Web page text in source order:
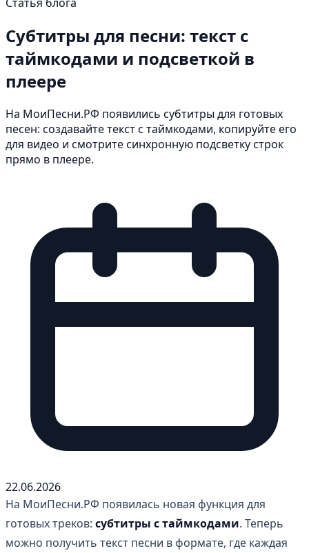
Субтитры для песни: текст с
таймкодами и подсветкой в
плеере
На МоиПесни.РФ появились субтитры для готовых
песен: создавайте текст с таймкодами, копируйте его
для видео и смотрите синхронную подсветку строк
прямо в плеере.
22.06.2026
На МоиПесни.РФ появилась новая функция для
готовых треков: субтитры с таймкодами. Теперь
можно получить текст песни в формате, где каждая